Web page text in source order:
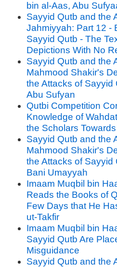
bin al-Aas, Abu
Sayyid Qutb and the
Jahmiyyah: Part 12 -
Sayyid Qutb - The
Depictions With No
Sayyid Qutb and the
Mahmood Shakir's
the Attacks of Sayyid
Abu Sufyan
Qutbi Competition
Knowledge of
the Scholars
Sayyid Qutb and the
Mahmood Shakir's
the Attacks of Sayyid
Bani Umayyah
Imaam Muqbil bin
Reads the Books of
Few Days that He
ut-Takfir
Imaam Muqbil bin
Sayyid Qutb Are
Misguidance
Sayyid Qutb and the